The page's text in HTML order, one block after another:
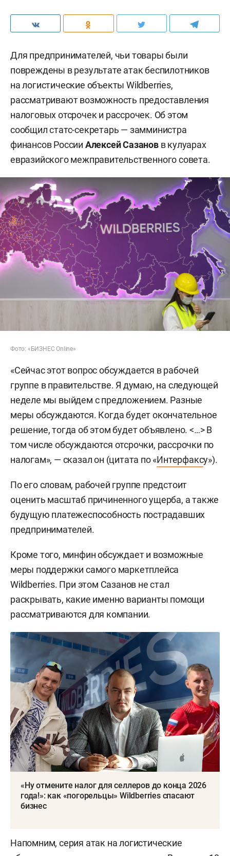
Для предпринимателей, чьи товары были
повреждены в результате атак беспилотников
на логистические объекты Wildberries,
рассматривают возможность предоставления
налоговых отсрочек и рассрочек. Об этом
сообщил статс-секретарь — замминистра
финансов России Алексей Сазановв кулуарах
евразийского межправительственного совета.
Фото: «БИЗНЕС Online»
«Сейчас этот вопрос обсуждается в рабочей
группе в правительстве. Я думаю, на следующей
неделе мы выйдем с предложением. Разные
меры обсуждаются. Когда будет окончательное
решение, тогда об этом будет объявлено. <…> В
том числе обсуждаются отсрочки, рассрочки по
налогам», — сказал он (цитата по «Интерфаксу»).
По его словам, рабочей группе предстоит
оценить масштаб причиненного ущерба, а также
будущую платежеспособность пострадавших
предпринимателей.
Кроме того, минфин обсуждает и возможные
меры поддержки самого маркетплейса
Wildberries. При этом Сазанов не стал
раскрывать, какие именно варианты помощи
рассматриваются для компании.
«Ну отмените налог для селлеров до конца 2026
года!»: как «погорельцы» Wildberries спасают
бизнес
Напомним, серия атак на логистические